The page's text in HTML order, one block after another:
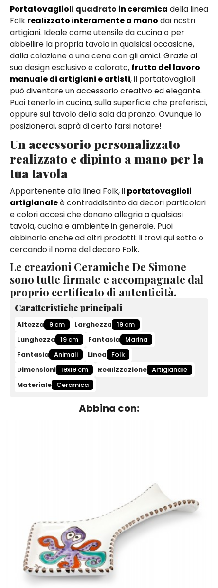
Portatovaglioli quadrato in ceramica della linea
Folk realizzato interamente a mano dai nostri
artigiani. Ideale come utensile da cucina o per
abbellire la propria tavola in qualsiasi occasione,
dalla colazione a una cena con gli amici. Grazie al
suo design esclusivo e colorato, frutto del lavoro
manuale di artigiani e artisti, il portatovaglioli
può diventare un accessorio creativo ed elegante.
Puoi tenerlo in cucina, sulla superficie che preferisci,
oppure sul tavolo della sala da pranzo. Ovunque lo
posizionerai, saprà di certo farsi notare!
Un accessorio personalizzato
realizzato e dipinto a mano per la
tua tavola
Appartenente alla linea Folk, il portatovaglioli
artigianaleè contraddistinto da decori particolari
e colori accesi che donano allegria a qualsiasi
tavola, cucina e ambiente in generale. Puoi
abbinarlo anche ad altri prodotti: li trovi qui sotto o
cercando il nome del decoro Folk.
Le creazioni Ceramiche De Simone
sono tutte firmate e accompagnate dal
proprio certificato di autenticità.
Caratteristiche principali
Altezza 9 cm Larghezza 19 cm
Lunghezza 19 cm Fantasia
Marina
Fantasia Animali Linea
Folk
Dimensioni 19x19 cm Realizzazione Artigianale
Materiale Ceramica
Abbina con: